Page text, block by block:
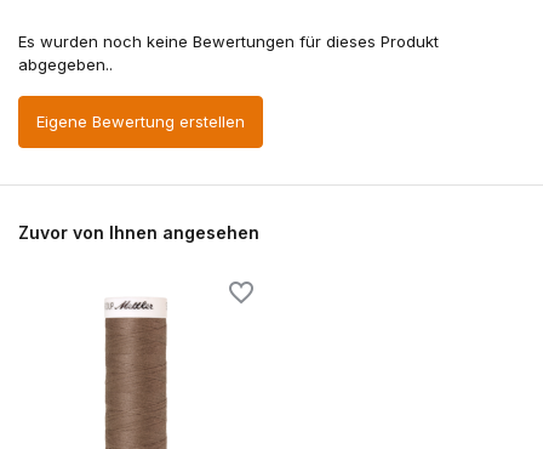
Es wurden noch keine Bewertungen für dieses Produkt
abgegeben..
Eigene Bewertung erstellen
Zuvor von Ihnen angesehen